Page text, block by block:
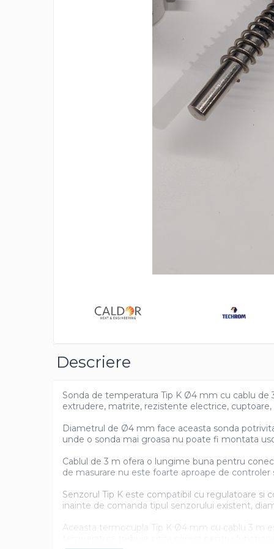
Rezistenta cu electric gratar
Rezistenta cuptor
Mese de lucru metalice &
echipamente de atelier
Bancuri & mese de lucru pentru
Bancuri de lucru 1.5 Metru
Bancuri de lucru industriale 2
Carucior de scule
Descriere
Sonda de temperatura Tip K Ø4 mm cu cablu
extrudere, matrite, rezistente electrice,
Diametrul de Ø4 mm face aceasta sonda
unde o sonda mai groasa nu poate fi montata
Cablul de 3 m ofera o lungime buna pentru
de masurare nu este foarte aproape de
Senzorul Tip K este compatibil cu regulatoare
inainte de comanda tipul senzorului existent,
Aceasta termocupla Tip K Ø4 mm cu cablu 3 m